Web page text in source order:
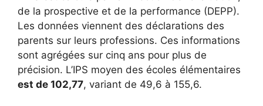
de la prospective et de la performance (DEPP).
Les données viennent des déclarations des
parents sur leurs professions. Ces informations
sont agrégées sur cinq ans pour plus de
précision. L’IPS moyen des écoles élémentaires
est de 102,77, variant de 49,6 à 155,6.